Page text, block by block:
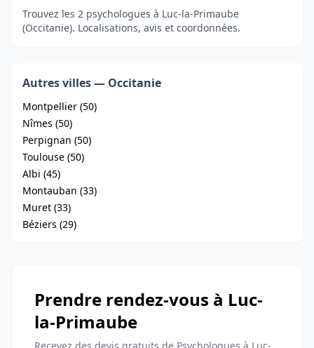
Trouvez les 2 psychologues à Luc-la-Primaube
(Occitanie). Localisations, avis et coordonnées.
Autres villes — Occitanie
Montpellier (50)
Nîmes (50)
Perpignan (50)
Toulouse (50)
Albi (45)
Montauban (33)
Muret (33)
Béziers (29)
Prendre rendez-vous à Luc-
la-Primaube